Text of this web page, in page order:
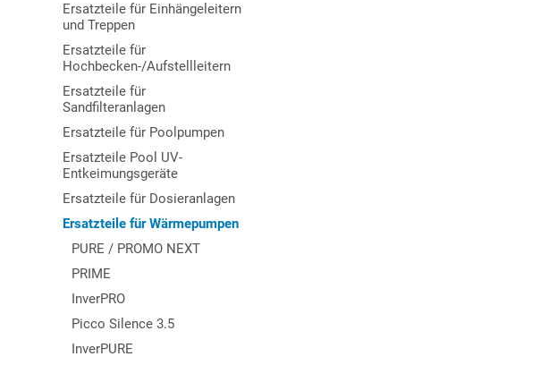
Ersatzteile für Einhängeleitern
und Treppen
Ersatzteile für
Hochbecken-/Aufstellleitern
Ersatzteile für
Sandfilteranlagen
Ersatzteile für Poolpumpen
Ersatzteile Pool UV-
Entkeimungsgeräte
Ersatzteile für Dosieranlagen
Ersatzteile für Wärmepumpen
PURE / PROMO NEXT
PRIME
InverPRO
Picco Silence 3.5
InverPURE